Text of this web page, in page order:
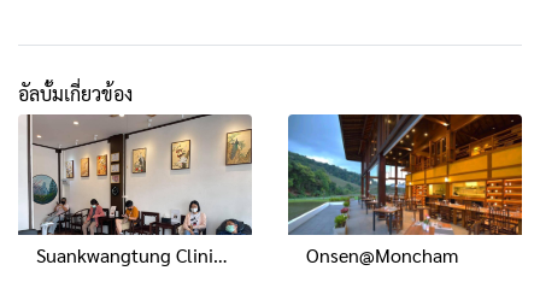
อัลบั้มเกี่ยวข้อง
Suankwangtung Clinic, Chiangrai Onsen@Moncham